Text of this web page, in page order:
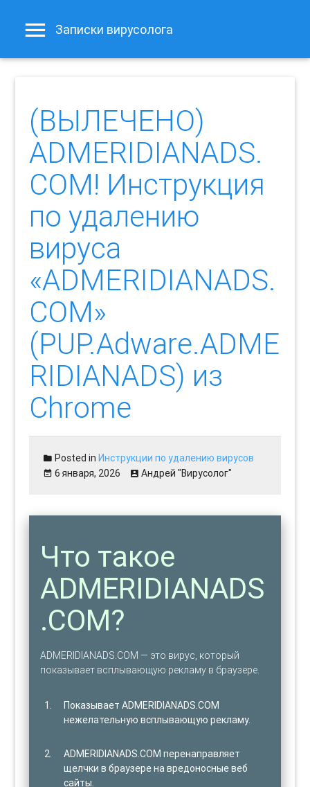
Записки вирусолога
(ВЫЛЕЧЕНО)
ADMERIDIANADS.
COM! Инструкция
по удалению
вируса
«ADMERIDIANADS.
COM»
(PUP.Adware.ADME
RIDIANADS) из
Chrome
Posted inИнструкции по удалению вирусов
6 января, 2026
Андрей "Вирусолог"
Что такое
ADMERIDIANADS
.COM?
ADMERIDIANADS.COM — это вирус, который
показывает всплывающую рекламу в браузере.
Показывает ADMERIDIANADS.COM
нежелательную всплывающую рекламу.
ADMERIDIANADS.COM перенаправляет
щелчки в браузере на вредоносные веб
сайты.